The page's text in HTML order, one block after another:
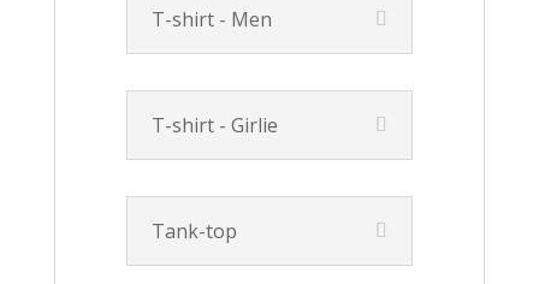
T-shirt - Men
T-shirt - Girlie
Tank-top